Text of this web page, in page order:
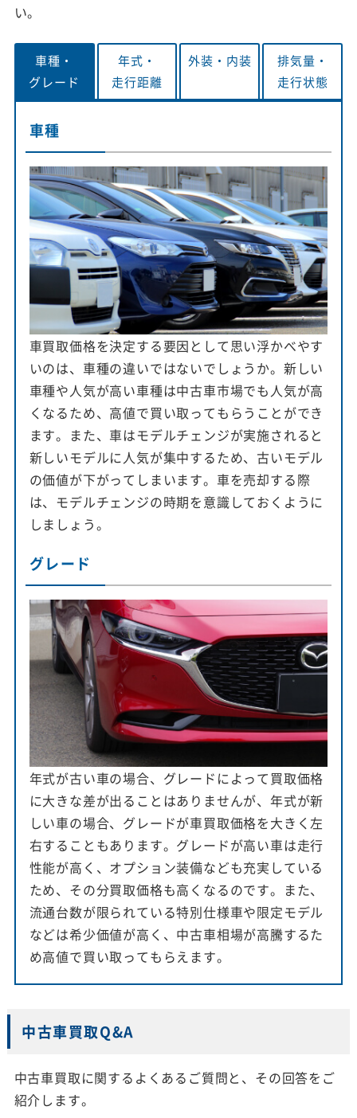
い。
車種・
グレード
年式・
走行距離
外装・ 内装
排気量・
走行状態
車種
車買取価格を決定する要因として思い浮かべやす
いのは、車種の違いではないでしょうか。新しい
車種や人気が高い車種は中古車市場でも人気が高
くなるため、高値で買い取ってもらうことができ
ます。また、車はモデルチェンジが実施されると
新しいモデルに人気が集中するため、古いモデル
の価値が下がってしまいます。車を売却する際
は、モデルチェンジの時期を意識しておくように
しましょう。
グレード
年式が古い車の場合、グレードによって買取価格
に大きな差が出ることはありませんが、年式が新
しい車の場合、グレードが車買取価格を大きく左
右することもあります。グレードが高い車は走行
性能が高く、オプション装備なども充実している
ため、その分買取価格も高くなるのです。また、
流通台数が限られている特別仕様車や限定モデル
などは希少価値が高く、中古車相場が高騰するた
め高値で買い取ってもらえます。
中古車買取Q&A
中古車買取に関するよくあるご質問と、その回答をご
紹介します。